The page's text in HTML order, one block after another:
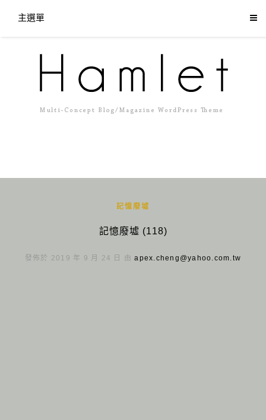
主選單
記憶廢墟
記憶廢墟 (118)
發佈於 2019 年 9 月 24 日 由apex.cheng@yahoo.com.tw